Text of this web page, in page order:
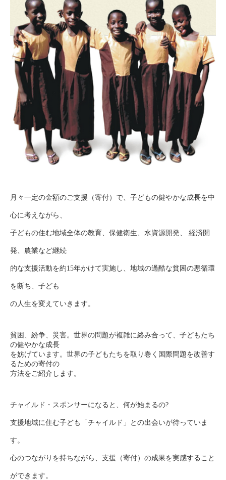
月々一定の金額のご支援（寄付）で、子どもの健やかな成長を中
心に考えながら、
子どもの住む地域全体の教育、保健衛生、水資源開発、 経済開
発、農業など継続
的な支援活動を約15年かけて実施し、地域の過酷な貧困の悪循環
を断ち、子ども
の人生を変えていきます。
貧困、紛争、災害。世界の問題が複雑に絡み合って、子どもたち
の健やかな成長
を妨げています。 世界の子どもたちを取り巻く国際問題を改善す
るための寄付の
方法をご紹介します。
チャイルド・スポンサーになると、何が始まるの?
支援地域に住む子ども「チャイルド」との出会いが待っていま
す。
心のつながりを持ちながら、支援（寄付）の成果を実感すること
ができます。